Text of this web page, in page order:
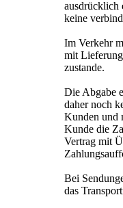
ausdrücklich
keine
Im Verkehr
mit
zustande.
Die Abgabe
daher noch
Kunden und
Kunde die
Vertrag mit
Bei
das